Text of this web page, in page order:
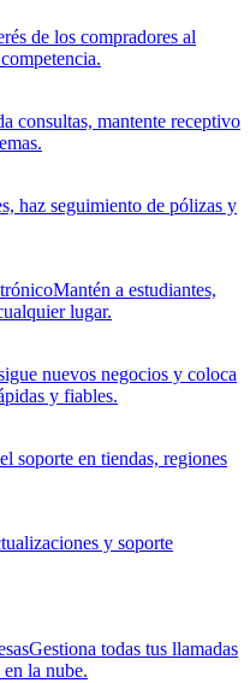
de los compradores al
consultas, mantente receptivo
haz seguimiento de pólizas y
Mantén a estudiantes,
lugar.
nuevos negocios y coloca
y fiables.
soporte en tiendas, regiones
y soporte
Gestiona todas tus llamadas
la nube.